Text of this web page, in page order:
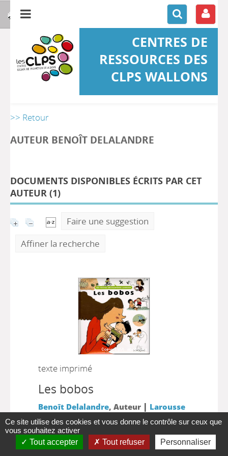
CENTRES DE
RESSOURCES DES
CLPS WALLONS
>> Retour
AUTEUR BENOÎT DELALANDRE
DOCUMENTS DISPONIBLES ÉCRITS PAR CET
AUTEUR (1)
Faire une suggestion
Affiner la recherche
texte imprimé
Les bobos
Benoît Delalandre, Auteur | Larousse
|2005
Les petits bobos de la vie de tous les jours
expliqués aux petits : - Le nez qui coule -
Ce site utilise des cookies et vous donne le contrôle sur ceux que
vous souhaitez activer
Tout accepter
Tout refuser Personnaliser